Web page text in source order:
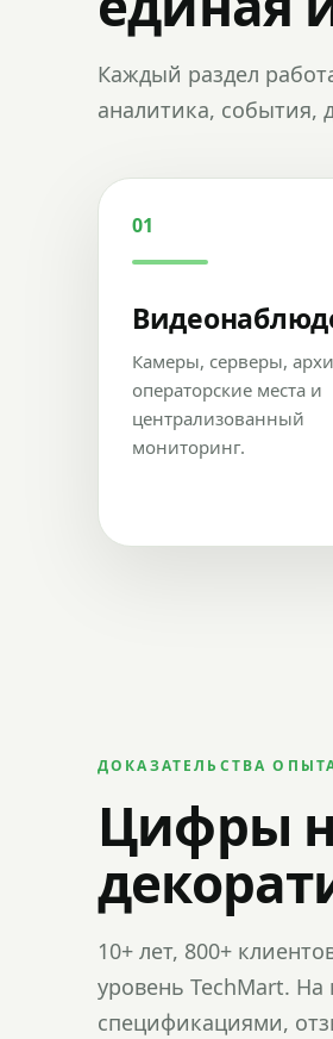
Каждый раздел
аналитика, события,
01
Камеры, серверы,
операторские места и
централизованный
мониторинг.
ДОКАЗАТЕЛЬСТВА
Цифры
10+ лет, 800+
уровень TechMart.
спецификациями,